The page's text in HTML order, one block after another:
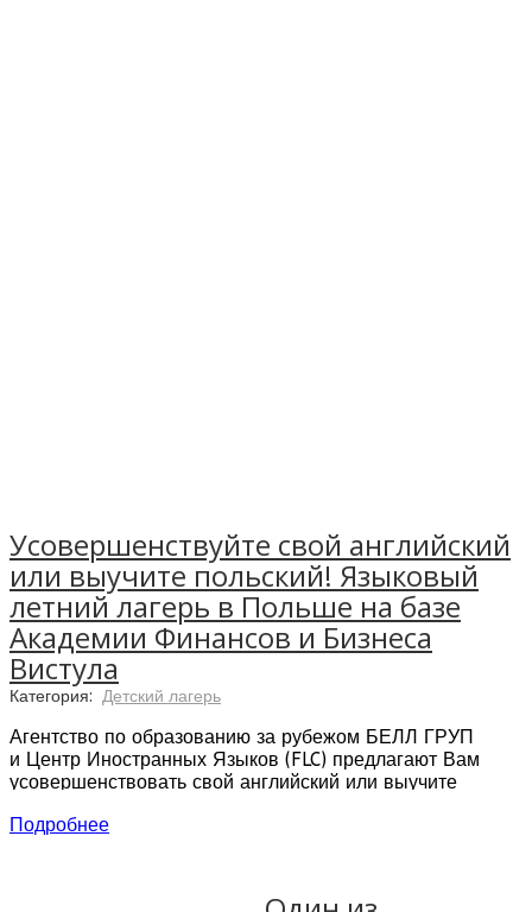
Усовершенствуйте свой английский
или выучите польский! Языковый
летний лагерь в Польше на базе
Академии Финансов и Бизнеса
Вистула
Категория: Детский лагерь
Агентство по образованию за рубежом БЕЛЛ ГРУП
и Центр Иностранных Языков (FLC) предлагают Вам
усовершенствовать свой английский или выучите
Академии Финансов и Бизнеса Вистула
Подробнее